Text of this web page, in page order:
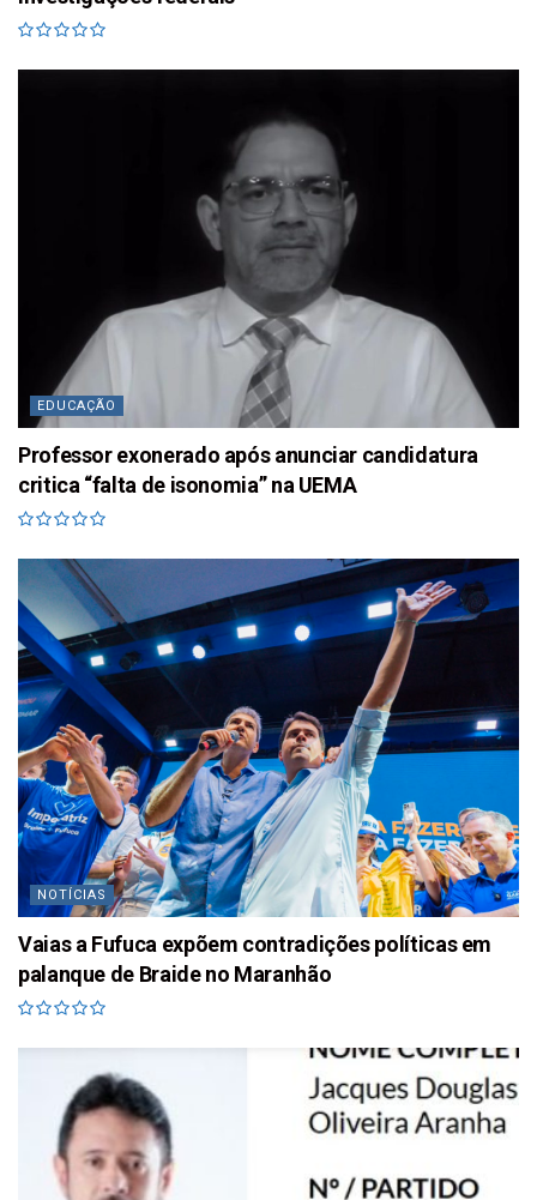
EDUCAÇÃO
Professor exonerado após anunciar candidatura
critica “falta de isonomia” na UEMA
NOTÍCIAS
Vaias a Fufuca expõem contradições políticas em
palanque de Braide no Maranhão